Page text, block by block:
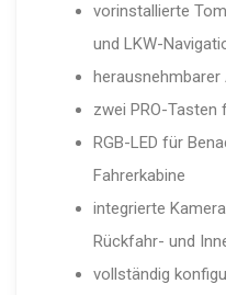
vorinstallierte
und LKW-
zwei PRO-
RGB-LED für
Fahrerkabine
integrierte
Rückfahr- und
vollständig